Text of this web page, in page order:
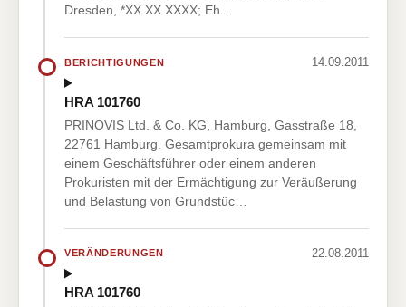
Dresden, *XX.XX.XXXX; Eh…
BERICHTIGUNGEN 14.09.2011
HRA 101760
PRINOVIS Ltd. & Co. KG, Hamburg, Gasstraße 18,
22761 Hamburg. Gesamtprokura gemeinsam mit
einem Geschäftsführer oder einem anderen
Prokuristen mit der Ermächtigung zur Veräußerung
und Belastung von Grundstüc…
VERÄNDERUNGEN 22.08.2011
HRA 101760